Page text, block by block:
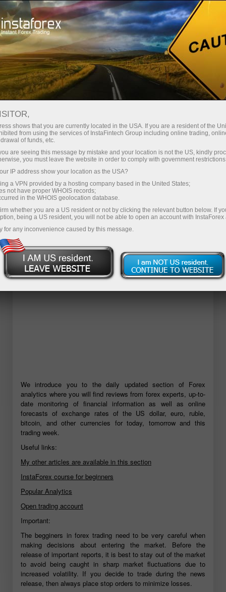
For Traders Analytical Reviews Technical analysis
17.06.2026: Forex Analysis &
Reviews: Forex forecast 17/06/2026:
EUR/USD, USD/JPY, GBP/USD, SP500,
OIL, BTC
Mở tài khoản giao dịch
Mở tài khoản demo
We introduce you to the daily updated section of Forex
analytics where you will find reviews from forex experts, up-to-
date monitoring of financial information as well as online
forecasts of exchange rates of the US dollar, euro, ruble,
bitcoin, and other currencies for today, tomorrow and this
trading week.
Useful links:
My other articles are available in this section
InstaForex course for beginners
Popular Analytics
Open trading account
Important:
The begginers in forex trading need to be very careful when
making decisions about entering the market. Before the
release of important reports, it is best to stay out of the market
to avoid being caught in sharp market fluctuations due to
increased volatility. If you decide to trade during the news
release, then always place stop orders to minimize losses.
shows that you are currently located in the USA. If you are a resident of the
from using the services of InstaFintech Group including online trading,
of funds, etc.
are seeing this message by mistake and your location is not the US, kindly
you must leave the website in order to comply with government
IP address show your location as the USA?
a VPN provided by a hosting company based in the United States;
not have proper WHOIS records;
in the WHOIS geolocation database.
whether you are a US resident or not by clicking the relevant button below. If
being a US resident, you will not be able to open an account with InstaForex
for any inconvenience caused by this message.